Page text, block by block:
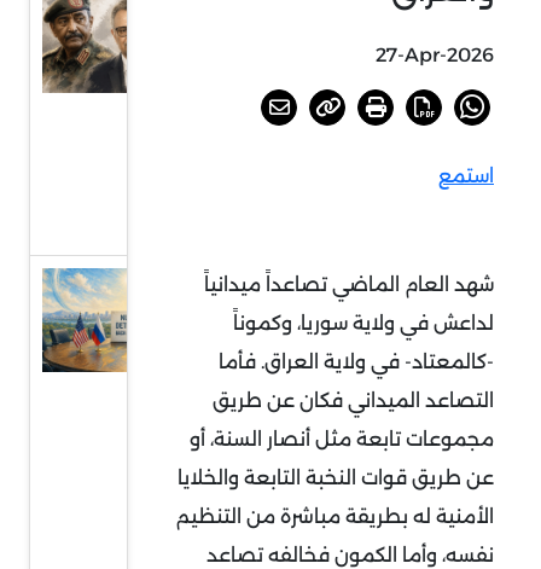
27-Apr-2026
استمع
شهد العام الماضي تصاعداً ميدانياً
لداعش في ولاية سوريا، وكموناً
-كالمعتاد- في ولاية العراق. فأما
التصاعد الميداني فكان عن طريق
مجموعات تابعة مثل أنصار السنة، أو
عن طريق قوات النخبة التابعة والخلايا
الأمنية له بطريقة مباشرة من التنظيم
نفسه، وأما الكمون فخالفه تصاعد
عودة
الحديث
عن
الردع
النووي
إلى
واجهة
السياسة